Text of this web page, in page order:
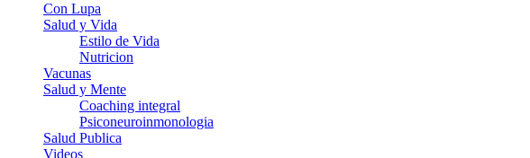
Con Lupa
Salud y Vida
Estilo de Vida
Nutricion
Vacunas
Salud y Mente
Coaching integral
Psiconeuroinmonologia
Salud Publica
Videos